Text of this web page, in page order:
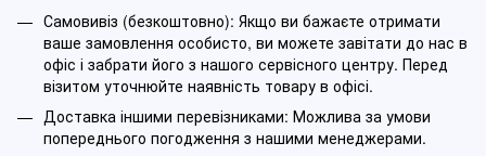
Самовивіз (безкоштовно): Якщо ви бажаєте отримати
ваше замовлення особисто, ви можете завітати до нас в
офіс і забрати його з нашого сервісного центру. Перед
візитом уточнюйте наявність товару в офісі.
Доставка іншими перевізниками: Можлива за умови
попереднього погодження з нашими менеджерами.